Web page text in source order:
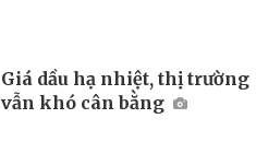
Giá dầu hạ nhiệt, thị trường
vẫn khó cân bằng